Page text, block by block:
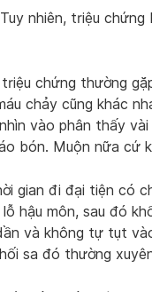
nhiên, triệu chứng
chứng thường
chảy cũng khác
vào phân thấy
bón. Muộn nữa cứ
gian đi đại tiện có
hậu môn, sau đó
và không tự tụt
sa đó thường